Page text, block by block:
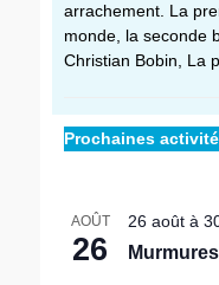
arrachement. La
monde, la seconde
Christian Bobin, La
Prochaines
AOÛT
26
26 août à